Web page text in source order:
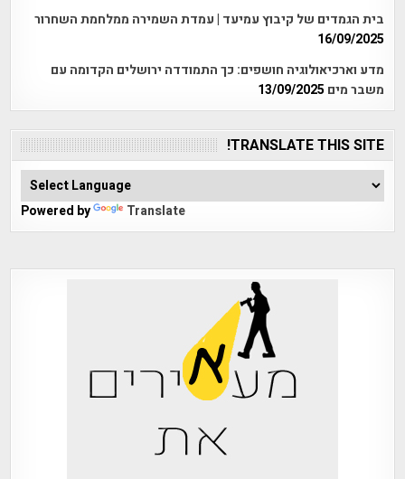
בית הגמדים של קיבוץ עמיעד | עמדת השמירה ממלחמת השחרור
16/09/2025
מדע וארכיאולוגיה חושפים: כך התמודדה ירושלים הקדומה עם
משבר מים 13/09/2025
TRANSLATE THIS SITE!
Powered by Translate